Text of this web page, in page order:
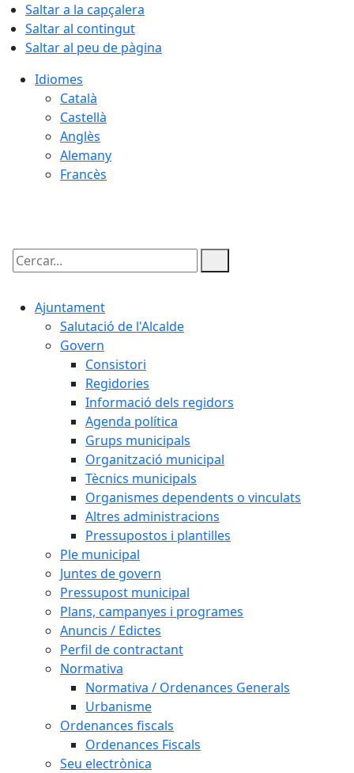
Saltar a la capçalera
Saltar al contingut
Saltar al peu de pàgina
Idiomes
Català
Castellà
Anglès
Alemany
Francès
Cercar:
Ajuntament
Salutació de l'Alcalde
Govern
Consistori
Regidories
Informació dels regidors
Agenda política
Grups municipals
Organització municipal
Tècnics municipals
Organismes dependents o vinculats
Altres administracions
Pressupostos i plantilles
Ple municipal
Juntes de govern
Pressupost municipal
Plans, campanyes i programes
Anuncis / Edictes
Perfil de contractant
Normativa
Normativa / Ordenances Generals
Urbanisme
Ordenances fiscals
Ordenances Fiscals
Seu electrònica